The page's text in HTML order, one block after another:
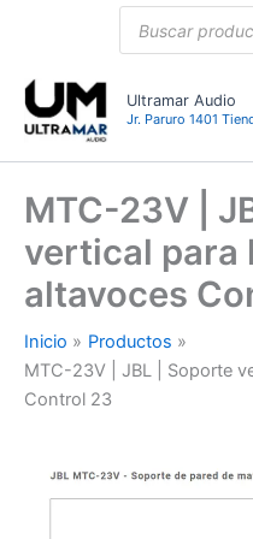
Ultramar Audio
Jr. Paruro 1401
MTC-23V |
vertical para
altavoces
Inicio
Productos
MTC-23V | JBL | Soporte
Control 23
23V